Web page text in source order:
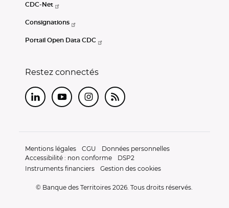
CDC-Net
Consignations
Portail Open Data CDC
Restez connectés
LinkedInYoutubeInstagram
RSS
Mentions légales CGU
Données personnelles
Accessibilité : non conforme
DSP2
Instruments financiers
Gestion des cookies
© Banque des Territoires 2026. Tous droits réservés.